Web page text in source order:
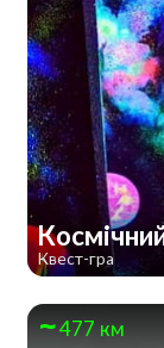
Квест-гра
477 км